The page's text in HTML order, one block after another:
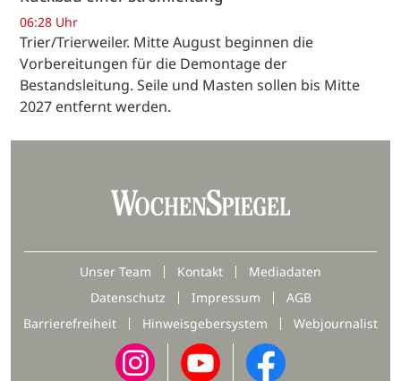
06:28 Uhr
Trier/Trierweiler. Mitte August beginnen die
Vorbereitungen für die Demontage der
Bestandsleitung. Seile und Masten sollen bis Mitte
2027 entfernt werden.
Unser Team Kontakt
Mediadaten
Datenschutz
Impressum
AGB
Barrierefreiheit
Hinweisgebersystem Webjournalist